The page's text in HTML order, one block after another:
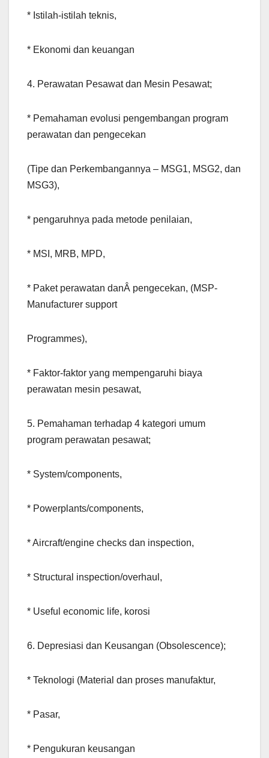
* Istilah-istilah teknis,
* Ekonomi dan keuangan
4. Perawatan Pesawat dan Mesin Pesawat;
* Pemahaman evolusi pengembangan program
perawatan dan pengecekan
(Tipe dan Perkembangannya – MSG1, MSG2, dan
MSG3),
* pengaruhnya pada metode penilaian,
* MSI, MRB, MPD,
* Paket perawatan danÂ pengecekan, (MSP-
Manufacturer support
Programmes),
* Faktor-faktor yang mempengaruhi biaya
perawatan mesin pesawat,
5. Pemahaman terhadap 4 kategori umum
program perawatan pesawat;
* System/components,
* Powerplants/components,
* Aircraft/engine checks dan inspection,
* Structural inspection/overhaul,
* Useful economic life, korosi
6. Depresiasi dan Keusangan (Obsolescence);
* Teknologi (Material dan proses manufaktur,
* Pasar,
* Pengukuran keusangan